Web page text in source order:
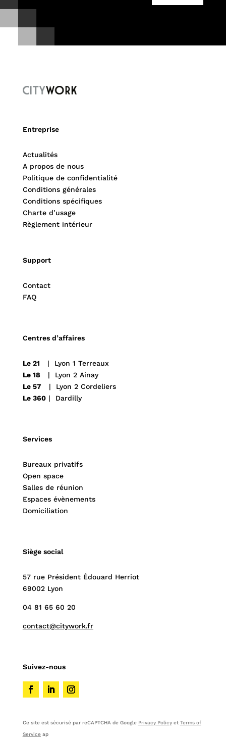
Entreprise
Actualités
A propos de nous
Politique de confidentialité
Conditions générales
Conditions spécifiques
Charte d’usage
Règlement intérieur
Support
Contact
FAQ
Centres d’affaires
Le 21 | Lyon 1 Terreaux
Le 18| Lyon 2 Ainay
Le 57 | Lyon 2 Cordeliers
Le 360| Dardilly
Services
Bureaux privatifs
Open space
Salles de réunion
Espaces évènements
Domiciliation
Siège social
57 rue Président Édouard Herriot
69002 Lyon
04 81 65 60 20
contact@citywork.fr
Suivez-nous
Ce site est sécurisé par reCAPTCHA de Google Privacy Policyet Terms of
Serviceap